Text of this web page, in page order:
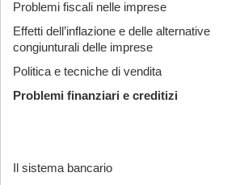
Problemi fiscali nelle imprese
Effetti dell’inflazione e delle alternative
congiunturali delle imprese
Politica e tecniche di vendita
Problemi finanziari e creditizi
Il sistema bancario